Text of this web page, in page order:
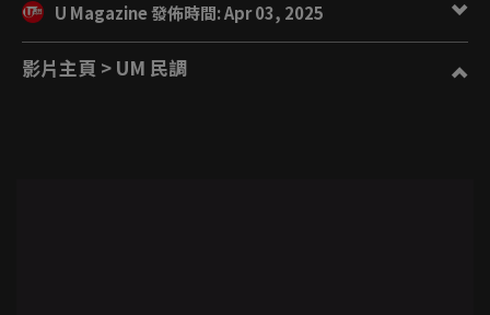
U Magazine 發佈時間: Apr 03, 2025
影片主頁 > UM 民調